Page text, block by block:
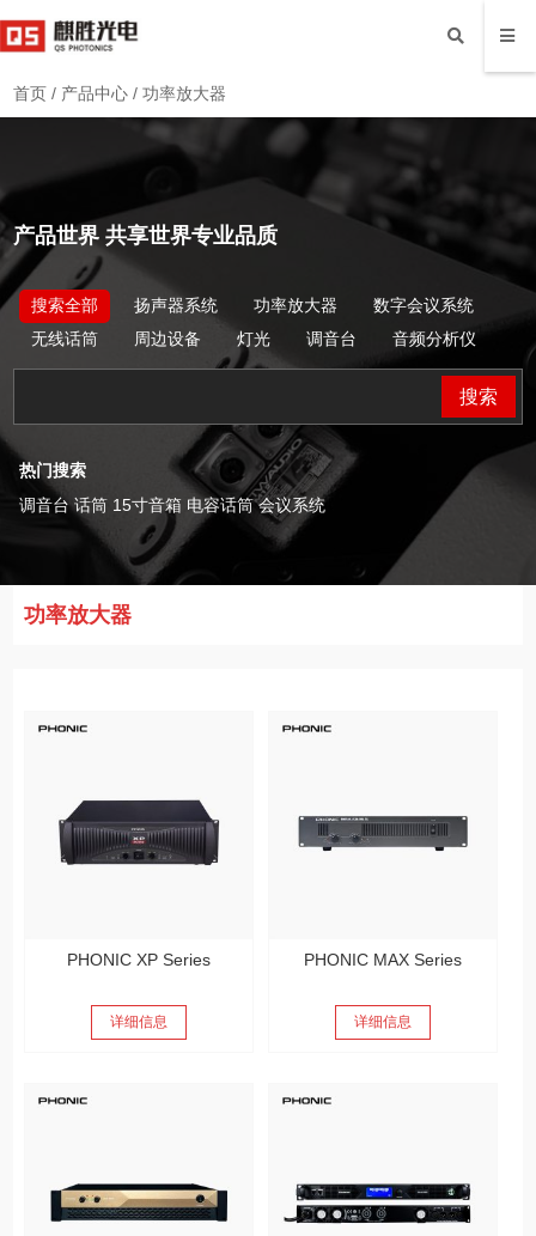
首页 / 产品中心 /功率放大器
产品世界共享世界专业品质
搜索全部 扬声器系统 功率放大器
数字会议系统
无线话筒
周边设备 灯光 调音台 音频分析仪
搜索
热门搜索
调音台 话筒 15寸音箱 电容话筒 会议系统
功率放大器
PHONIC XP Series
详细信息
PHONIC MAX Series
详细信息